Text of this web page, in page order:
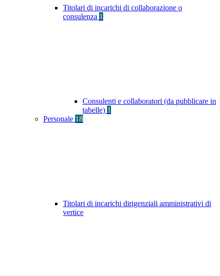
Titolari di incarichi di collaborazione o
consulenza 1
Consulenti e collaboratori (da pubblicare in
tabelle) 1
Personale 18
Titolari di incarichi dirigenziali amministrativi di
vertice